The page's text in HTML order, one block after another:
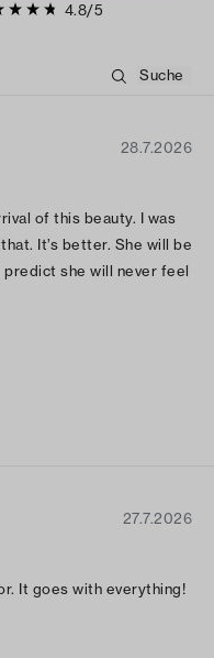
4.8/5
28.7.2026
of this beauty. I was
It’s better. She will be
predict she will never feel
days of getting to
smitten with this one
27.7.2026
It goes with everything!